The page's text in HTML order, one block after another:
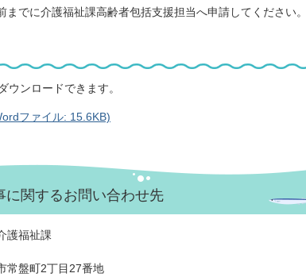
までに介護福祉課高齢者包括支援担当へ申請してください。
ウンロードできます。
ファイル: 15.6KB)
に関するお問い合わせ先
護福祉課
常盤町2丁目27番地